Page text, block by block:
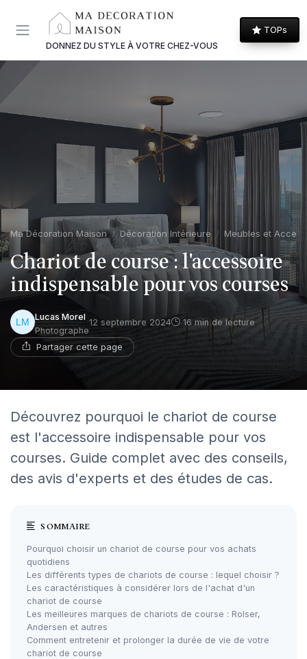
DONNEZ DU STYLE À VOTRE CHEZ-VOUS
TOPs
Ma Décoration Maison Décoration Intérieure Meubles et
Chariot de course : l'accessoire
indispensable pour vos courses
Lucas Morel
Photographe
12 septembre 2024 16 min de lecture
Partager cette page
Découvrez pourquoi le chariot de course
est l'accessoire indispensable pour vos
courses. Guide complet avec des conseils,
des avis d'experts et des études de cas.
SOMMAIRE
Pourquoi choisir un chariot de course pour vos achats
quotidiens
Les différents types de chariots de course : lequel choisir ?
Les caractéristiques à considérer lors de l'achat d'un
chariot de course
Les meilleures marques de chariots de course : Rolser,
Andersen et autres
Comment entretenir et prolonger la durée de vie de votre
chariot de course
Panneau de gestion des cookies